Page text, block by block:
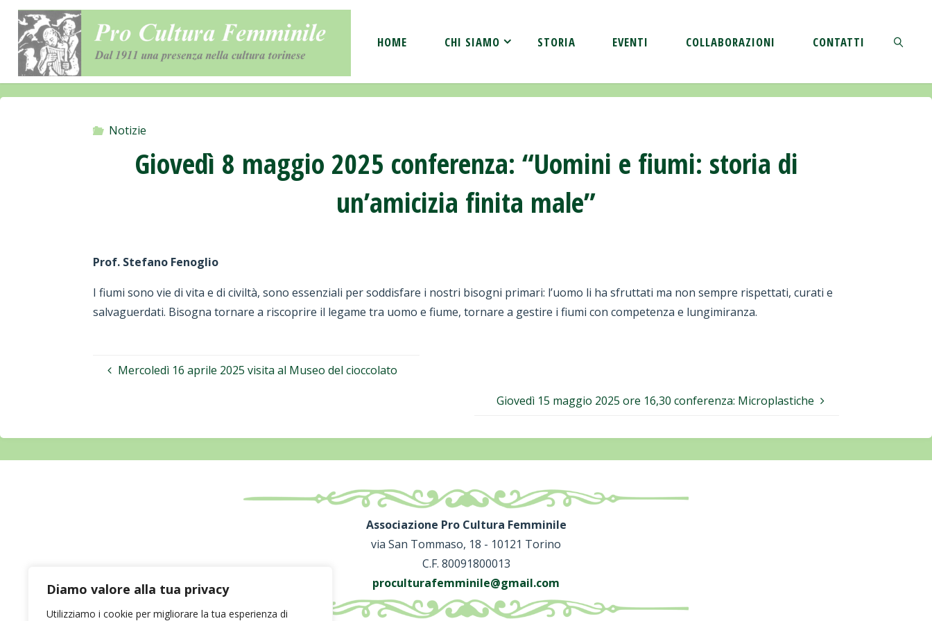
Diamo valore alla tua privacy
Utilizziamo i cookie per migliorare la tua esperienza di
Salta
contenuto
HOME CHI SIAMO STORIA EVENTI COLLABORAZIONI CONTATTI
Notizie
Giovedì 8 maggio 2025 conferenza: “Uomini e fiumi: storia di
un’amicizia finita male”
Prof. Stefano Fenoglio
I fiumi sono vie di vita e di civiltà, sono essenziali per soddisfare i nostri bisogni primari: l’uomo li ha sfruttati ma non sempre rispettati, curati e
salvaguerdati. Bisogna tornare a riscoprire il legame tra uomo e fiume, tornare a gestire i fiumi con competenza e lungimiranza.
Mercoledì 16 aprile 2025 visita al Museo del cioccolato
Giovedì 15 maggio 2025 ore 16,30 conferenza: Microplastiche
Associazione Pro Cultura Femminile
via San Tommaso, 18 - 10121 Torino
C.F. 80091800013
proculturafemminile@gmail.com